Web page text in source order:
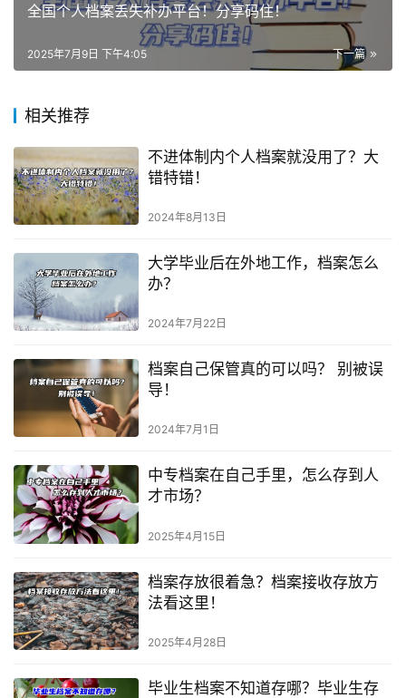
全国个人档案丢失补办平台！分享码住！
下一篇
2025年7月9日 下午4:05
相关推荐
不进体制内个人档案就没用了？大
错特错！
2024年8月13日
大学毕业后在外地工作，档案怎么
办？
2024年7月22日
档案自己保管真的可以吗？ 别被误
导！
2024年7月1日
中专档案在自己手里，怎么存到人
才市场？
2025年4月15日
档案存放很着急？档案接收存放方
法看这里！
2025年4月28日
毕业生档案不知道存哪？毕业生存